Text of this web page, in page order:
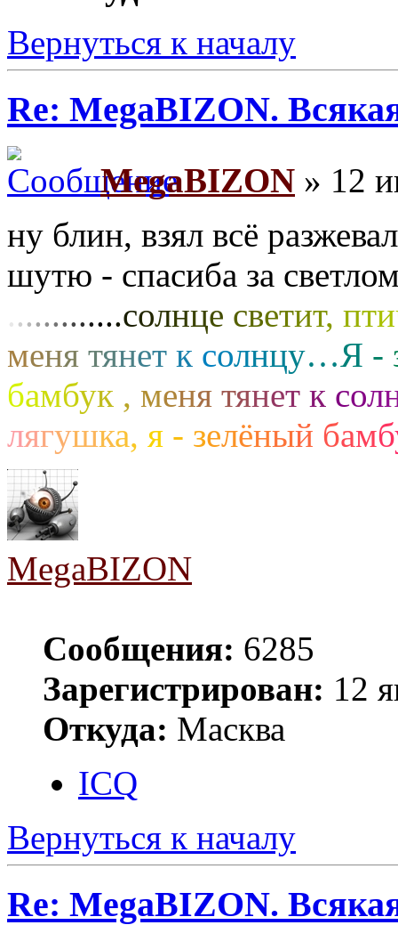
Вернуться к началу
Re: MegaBIZON.
MegaBIZON » 12
ну блин, взял всё
шутю - спасиба за
............солнце светит, пти
меня тянет к солнцу…Я -
бамбук , меня тянет к сол
лягушка, я - зелёный бамб
MegaBIZON
Сообщения: 6285
Зарегистрирован: 12
Откуда: Масква
ICQ
Вернуться к началу
Re: MegaBIZON.